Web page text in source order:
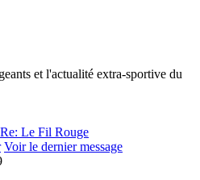
et l'actualité extra-sportive du
Re: Le Fil Rouge
Voir le dernier message